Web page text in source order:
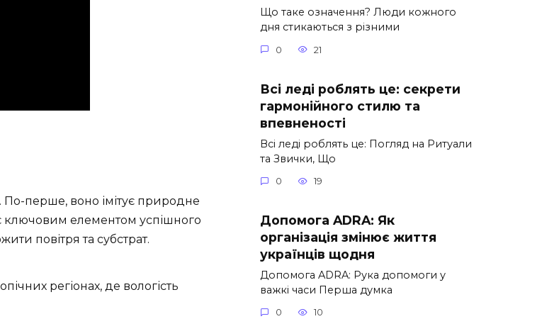
перше, воно імітує природне
ключовим елементом успішного
повітря та субстрат.
регіонах, де вологість
Що таке означення? Люди кожного
дня стикаються з різними
0 21
Всі леді роблять це: секрети
гармонійного стилю та
впевненості
Всі леді роблять це: Погляд на Ритуали
та Звички, Що
0 19
Допомога ADRA: Як
організація змінює життя
українців щодня
Допомога ADRA: Рука допомоги у
важкі часи Перша думка
0 10